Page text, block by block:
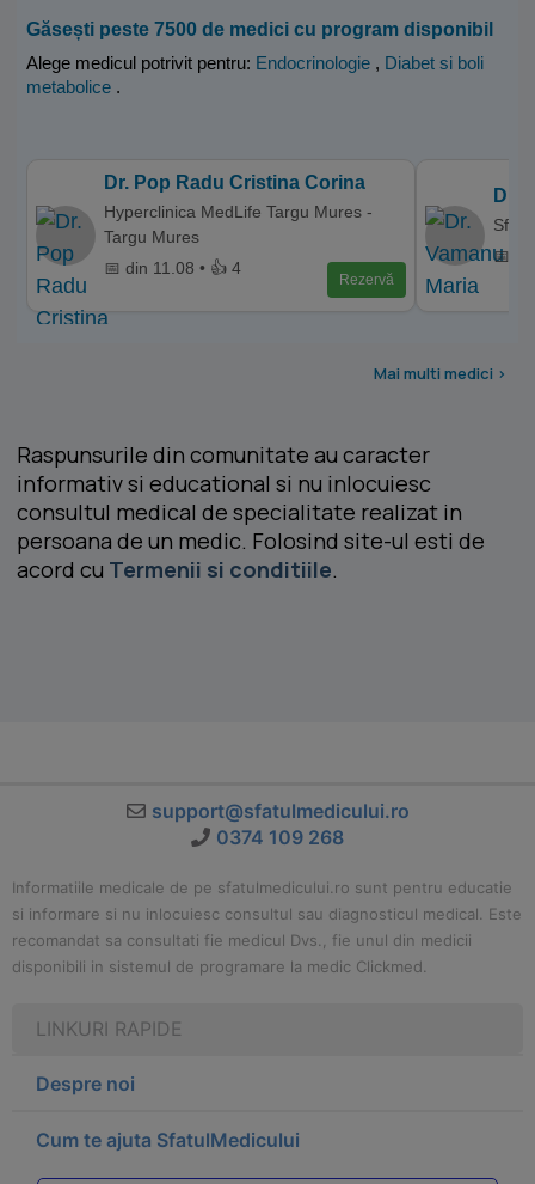
Găsești peste 7500 de medici cu program disponibil
Alege medicul potrivit pentru: Endocrinologie , Diabet si boli
metabolice .
Dr. Pop Radu Cristina Corina
Hyperclinica MedLife Targu Mures -
Targu Mures
📅 din 11.08 • 👍 4
Rezervă
Dr.
📅
Mai multi medici >
Raspunsurile din comunitate au caracter
informativ si educational si nu inlocuiesc
consultul medical de specialitate realizat in
persoana de un medic. Folosind site-ul esti de
acord cu Termenii si conditiile.
support@sfatulmedicului.ro
0374 109 268
Informatiile medicale de pe sfatulmedicului.ro sunt pentru educatie
si informare si nu inlocuiesc consultul sau diagnosticul medical. Este
recomandat sa consultati fie medicul Dvs., fie unul din medicii
disponibili in sistemul de programare la medic Clickmed.
LINKURI RAPIDE
Despre noi
Cum te ajuta SfatulMedicului